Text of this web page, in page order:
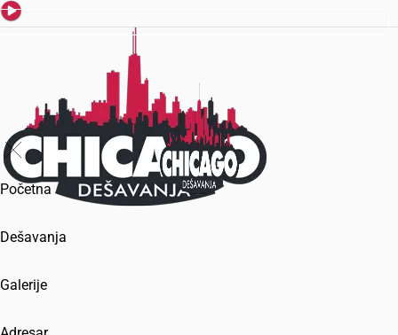
Početna
Dešavanja
Galerije